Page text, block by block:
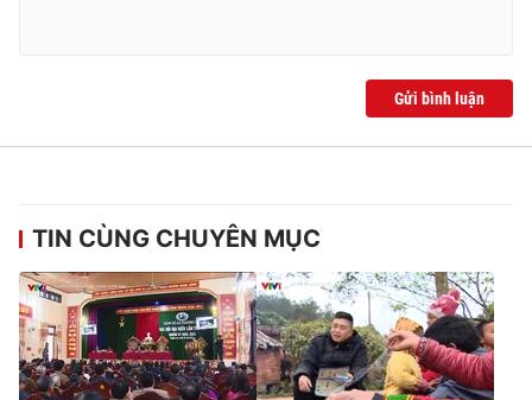
thuận bằng văn bản. Ghi rõ nguồn VTV.vn khi phát hành lại
Gửi bình luận
TIN CÙNG CHUYÊN MỤC